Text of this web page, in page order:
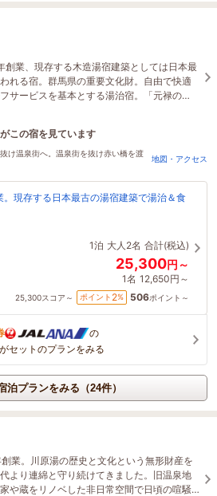
創業、現存する木造湯宿建築としては日本最
れる宿。群馬県の重要文化財。自由で快適
サービスを基本とする湯治宿。「元禄の
じめ館内3つの温泉に入浴可能です。感染対
前に予約されました
け温泉街へ。温泉街を抜け赤い橋を渡
地図・アクセス
。現存する日本最古の湯宿建築で湯治＆食
1泊 大人2名 合計(税込)
25,300円～
1名 12,650円～
25,300スコア～ ポイント 2% 506ポイント～
の
セットのプランをみる
泊プランをみる（24件）
業。川原湯の歴史と文化という無形財産を
より連綿と守り続けてきました。旧温泉地
や蔵をリノベした非日常空間で日頃の喧騒